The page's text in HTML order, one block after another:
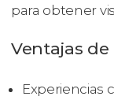
para obtener
Ventajas
Experiencias